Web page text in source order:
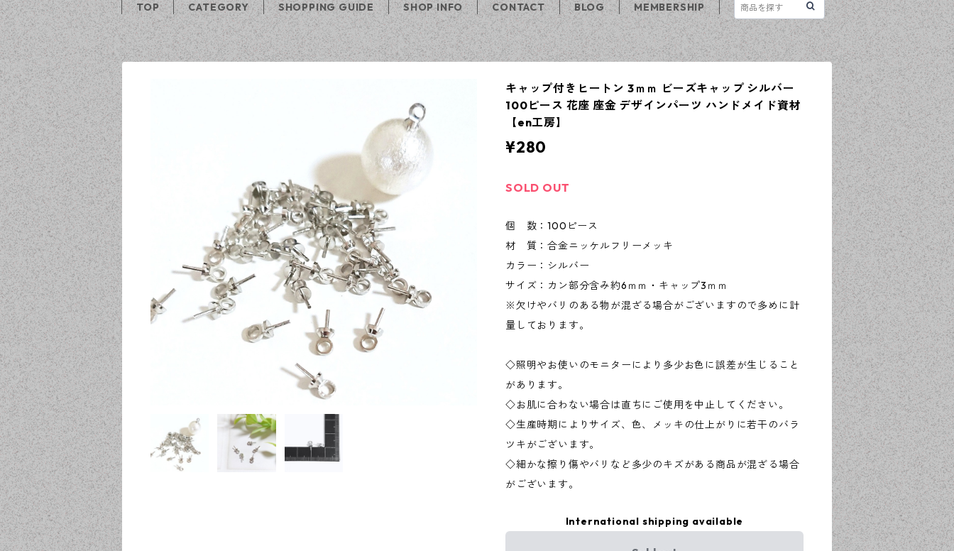
TOP CATEGORY SHOPPING GUIDE SHOP INFO CONTACT BLOG MEMBERSHIP
キャップ付きヒートン 3ｍｍ ビーズキャップ シルバー
100ピース 花座 座金 デザインパーツ ハンドメイド資材
【en工房】
¥280
SOLD OUT
個 数：100ピース
材 質：合金ニッケルフリーメッキ
カラー：シルバー
サイズ：カン部分含み約6ｍｍ・キャップ3ｍｍ
※欠けやバリのある物が混ざる場合がございますので多めに計
量しております。
◇照明やお使いのモニターにより多少お色に誤差が生じること
があります。
◇お肌に合わない場合は直ちにご使用を中止してください。
◇生産時期によりサイズ、色、メッキの仕上がりに若干のバラ
ツキがございます。
◇細かな擦り傷やバリなど多少のキズがある商品が混ざる場合
がございます。
International shipping available